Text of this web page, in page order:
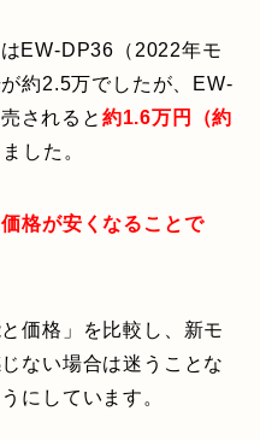
EW-DP36（2022年モ
約2.5万でしたが、EW-
されると 約1.6万円（約
した。
価格が安くなることで
価格」を比較し、新モ
ない場合は迷うことな
にしています。